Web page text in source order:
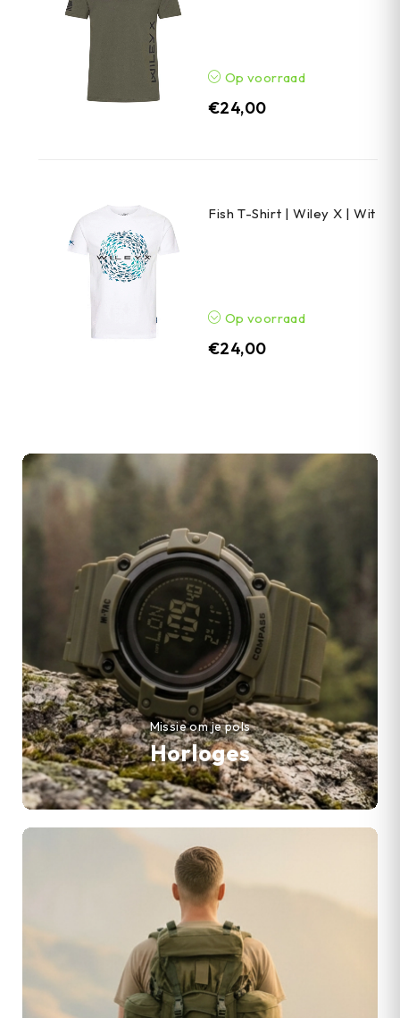
Op voorraad
€24,00
Fish T-Shirt | Wiley X | Wit
Op voorraad
€24,00
Horloges
Missie om je pols